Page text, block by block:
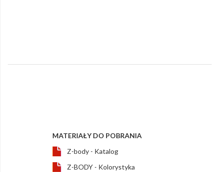
MATERIAŁY DO POBRANIA
Z-body - Katalog
Z-BODY - Kolorystyka